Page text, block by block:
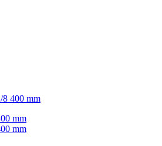
8 400 mm